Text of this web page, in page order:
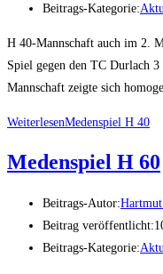
Beitrags-Kategorie:
H 40-Mannschaft auch im 2.
Spiel gegen den TC Durlach
Mannschaft zeigte sich
WeiterlesenMedenspiel H 40
Medenspiel H 60
Beitrags-Autor:Hartmut
Beitrag veröffentlicht:
Beitrags-Kategorie: